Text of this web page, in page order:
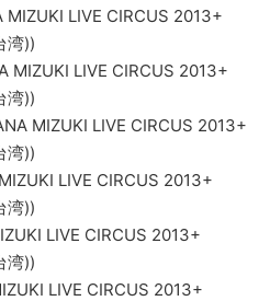
MIZUKI LIVE CIRCUS 2013+
湾))
MIZUKI LIVE CIRCUS 2013+
湾))
MIZUKI LIVE CIRCUS 2013+
湾))
LIVE CIRCUS 2013+
湾))
LIVE CIRCUS 2013+
湾))
LIVE CIRCUS 2013+